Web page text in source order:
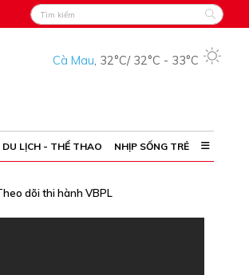
Cà Mau, 32°C/ 32°C - 33°C
DU LỊCH - THỂ THAO NHỊP SỐNG TRẺ
dõi thi hành VBPL